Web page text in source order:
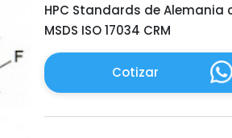
HPC Standards de Alemania
MSDS ISO 17034 CRM
Cotizar